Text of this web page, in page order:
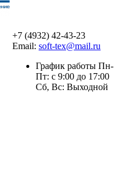
+7 (4932) 42-43-23
Email: soft-tex@mail.ru
График работы Пн-
Пт: с 9:00 до 17:00
Сб, Вс: Выходной